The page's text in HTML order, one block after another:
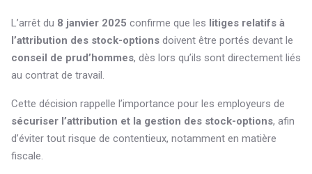
L’arrêt du 8 janvier 2025 confirme que les litiges relatifs à
l’attribution des stock-options doivent être portés devant le
conseil de prud’hommes, dès lors qu’ils sont directement liés
au contrat de travail.
Cette décision rappelle l’importance pour les employeurs de
sécuriser l’attribution et la gestion des stock-options, afin
d’éviter tout risque de contentieux, notamment en matière
fiscale.